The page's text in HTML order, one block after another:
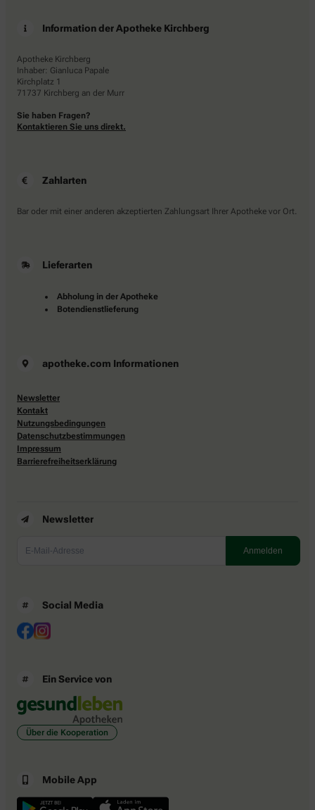
Information der Apotheke Kirchberg
Apotheke Kirchberg
Inhaber: Gianluca Papale
Kirchplatz 1
71737 Kirchberg an der Murr
Sie haben Fragen?
Kontaktieren Sie uns direkt.
Zahlarten
Bar oder mit einer anderen akzeptierten Zahlungsart Ihrer Apotheke vor Ort.
Lieferarten
Abholung in der Apotheke
Botendienstlieferung
apotheke.com Informationen
Newsletter
Kontakt
Nutzungsbedingungen
Datenschutzbestimmungen
Impressum
Barrierefreiheitserklärung
Newsletter
Social Media
Ein Service von
Über die Kooperation
Mobile App